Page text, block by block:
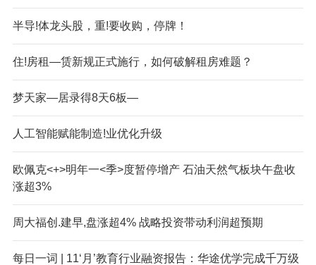
半导!体龙头股，重!要收购，停牌！
住!房租—赁新规正式施行，如何破解租房难题？
梦天家—居录得8天6板—
人工智能赋能制造!业优化升级
欧佩克<+>明年一<季>度暂停增产 石油天然气板块午盘收
涨超3%
周大福创.建早,盘涨超4% 战略投资带动利润超预期
每日一词 | 11‘月’教育行业融资报告：华途优学完成千万级